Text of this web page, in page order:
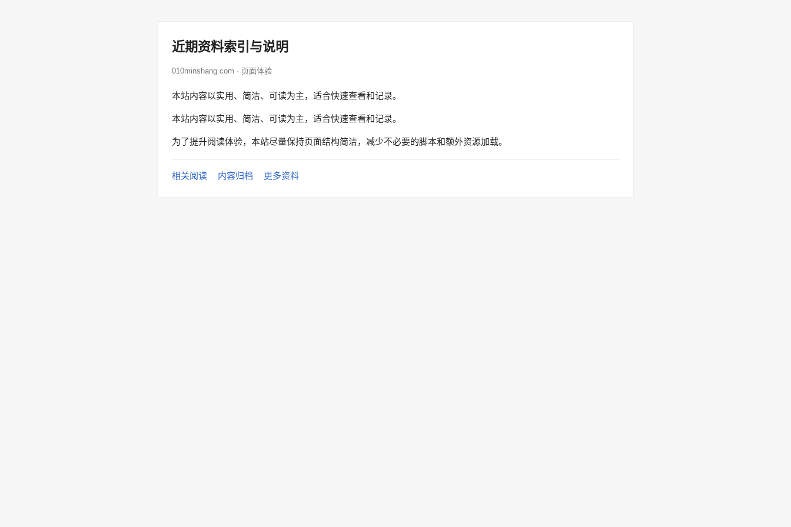
近期资料索引与说明
010minshang.com · 页面体验
本站内容以实用、简洁、可读为主，适合快速查看和记录。
本站内容以实用、简洁、可读为主，适合快速查看和记录。
为了提升阅读体验，本站尽量保持页面结构简洁，减少不必要的脚本和额外资源加载。
相关阅读 内容归档 更多资料